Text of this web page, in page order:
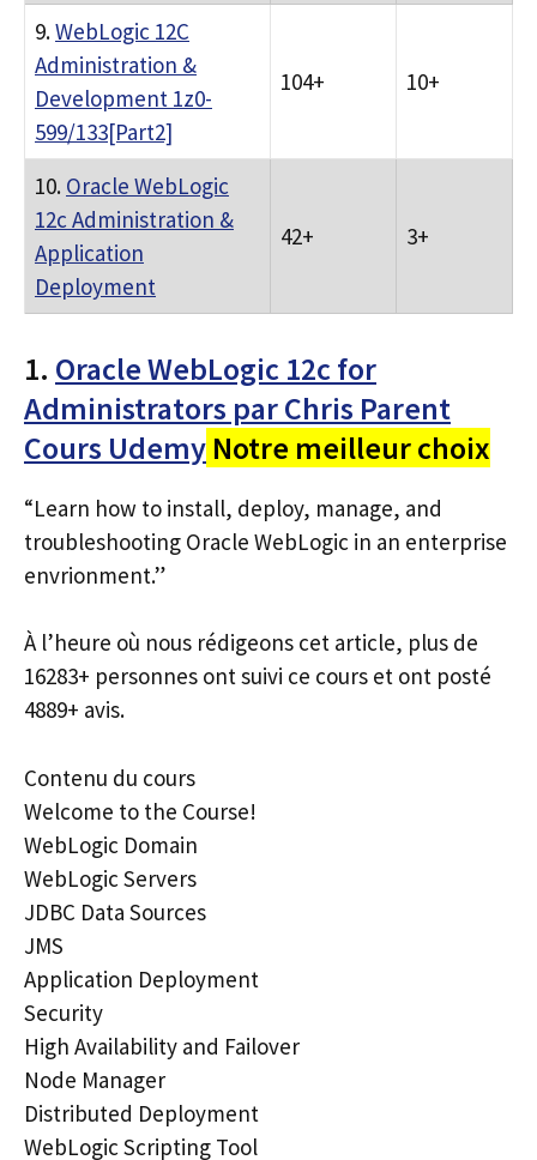
9.WebLogic 12C
Administration &
Development 1z0-
599/133[Part2]
104+ 10+
10. Oracle WebLogic
12c Administration &
Application
Deployment
42+ 3+
1. Oracle WebLogic 12c for
Administrators par Chris Parent
Cours Udemy Notre meilleur choix
“Learn how to install, deploy, manage, and
troubleshooting Oracle WebLogic in an enterprise
envrionment.”
À l’heure où nous rédigeons cet article, plus de
16283+ personnes ont suivi ce cours et ont posté
4889+ avis.
Contenu du cours
Welcome to the Course!
WebLogic Domain
WebLogic Servers
JDBC Data Sources
JMS
Application Deployment
Security
High Availability and Failover
Node Manager
Distributed Deployment
WebLogic Scripting Tool